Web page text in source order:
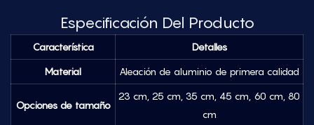
Especificación Del Producto
Característica Detalles
Material Aleación de aluminio de primera calidad
Opciones de tamaño
23 cm, 25 cm, 35 cm, 45 cm, 60 cm, 80
cm